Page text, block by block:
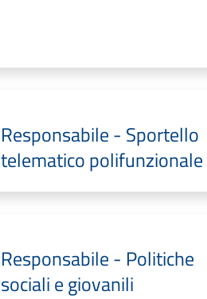
Responsabile - Sportello
telematico polifunzionale
Responsabile - Politiche
sociali e giovanili